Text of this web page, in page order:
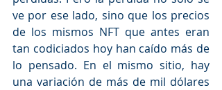
ve por ese lado, sino que los precios
de los mismos NFT que antes eran
tan codiciados hoy han caído más de
lo pensado. En el mismo sitio, hay
una variación de más de mil dólares